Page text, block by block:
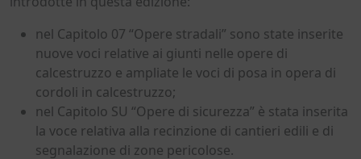
nel Capitolo 07 “Opere stradali” sono state inserite
nuove voci relative ai giunti nelle opere di
calcestruzzo e ampliate le voci di posa in opera di
cordoli in calcestruzzo;
nel Capitolo SU “Opere di sicurezza” è stata inserita
la voce relativa alla recinzione di cantieri edili e di
segnalazione di zone pericolose.